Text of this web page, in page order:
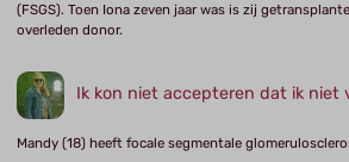
(FSGS). Toen Iona zeven jaar was is zij
overleden donor.
Ik kon niet accepteren dat ik niet
Mandy (18) heeft focale segmentale